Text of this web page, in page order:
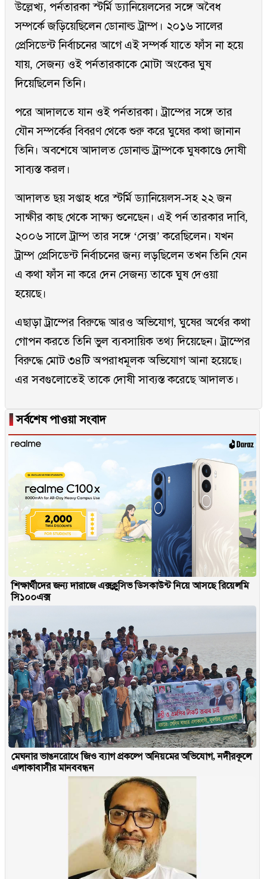
উল্লেখ্য, পর্নতারকা স্টর্মি ড্যানিয়েলসের সঙ্গে অবৈধ
সম্পর্কে জড়িয়েছিলেন ডোনাল্ড ট্রাম্প। ২০১৬ সালের
প্রেসিডেন্ট নির্বাচনের আগে এই সম্পর্ক যাতে ফাঁস না হয়ে
যায়, সেজন্য ওই পর্নতারকাকে মোটা অংকের ঘুষ
দিয়েছিলেন তিনি।
পরে আদালতে যান ওই পর্নতারকা। ট্রাম্পের সঙ্গে তার
যৌন সম্পর্কের বিবরণ থেকে শুরু করে ঘুষের কথা জানান
তিনি। অবশেষে আদালত ডোনাল্ড ট্রাম্পকে ঘুষকাণ্ডে দোষী
সাব্যস্ত করল।
আদালত ছয় সপ্তাহ ধরে স্টর্মি ড্যানিয়েলস-সহ ২২ জন
সাক্ষীর কাছ থেকে সাক্ষ্য শুনেছেন। এই পর্ন তারকার দাবি,
২০০৬ সালে ট্রাম্প তার সঙ্গে ‘সেক্স’ করেছিলেন। যখন
ট্রাম্প প্রেসিডেন্ট নির্বাচনের জন্য লড়ছিলেন তখন তিনি যেন
এ কথা ফাঁস না করে দেন সেজন্য তাকে ঘুষ দেওয়া
হয়েছে।
এছাড়া ট্রাম্পের বিরুদ্ধে আরও অভিযোগ, ঘুষের অর্থের কথা
গোপন করতে তিনি ভুল ব্যবসায়িক তথ্য দিয়েছেন। ট্রাম্পের
বিরুদ্ধে মোট ৩৪টি অপরাধমূলক অভিযোগ আনা হয়েছে।
এর সবগুলোতেই তাকে দোষী সাব্যস্ত করেছে আদালত।
▐সর্বশেষ পাওয়া সংবাদ
শিক্ষার্থীদের জন্য দারাজে এক্সক্লুসিভ ডিসকাউন্ট নিয়ে আসছে রিয়েলমি
সি১০০এক্স
মেঘনার ভাঙনরোধে জিও ব্যাগ প্রকল্পে অনিয়মের অভিযোগ, নদীরকূলে
এলাকাবাসীর মানববন্ধন